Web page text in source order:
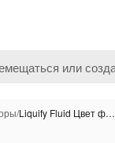
/Liquify Fluid Цвет ф…